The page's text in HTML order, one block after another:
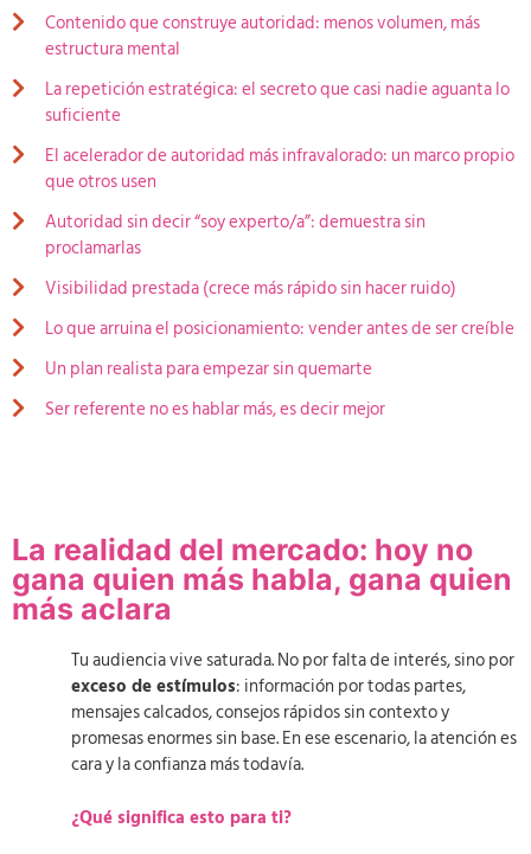
Contenido que construye autoridad: menos volumen, más
estructura mental
La repetición estratégica: el secreto que casi nadie aguanta lo
suficiente
El acelerador de autoridad más infravalorado: un marco propio
que otros usen
Autoridad sin decir “soy experto/a”: demuestra sin
proclamarlas
Visibilidad prestada (crece más rápido sin hacer ruido)
Lo que arruina el posicionamiento: vender antes de ser creíble
Un plan realista para empezar sin quemarte
Ser referente no es hablar más, es decir mejor
La realidad del mercado: hoy no
gana quien más habla, gana quien
más aclara
Tu audiencia vive saturada. No por falta de interés, sino por
exceso de estímulos: información por todas partes,
mensajes calcados, consejos rápidos sin contexto y
promesas enormes sin base. En ese escenario, la atención es
cara y la confianza más todavía.
¿Qué significa esto para ti?